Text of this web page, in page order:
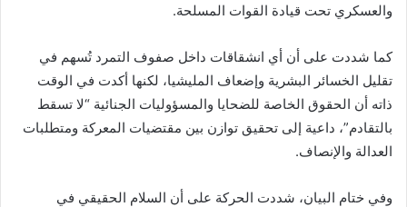
والعسكري تحت قيادة القوات المسلحة.
كما شددت على أن أي انشقاقات داخل صفوف التمرد تُسهم في
تقليل الخسائر البشرية وإضعاف المليشيا، لكنها أكدت في الوقت
ذاته أن الحقوق الخاصة للضحايا والمسؤوليات الجنائية “لا تسقط
بالتقادم”، داعية إلى تحقيق توازن بين مقتضيات المعركة ومتطلبات
العدالة والإنصاف.
وفي ختام البيان، شددت الحركة على أن السلام الحقيقي في